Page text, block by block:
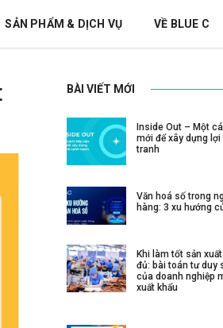
SẢN PHẨM & DỊCH VỤ VỀ BLUE C
BÀI VIẾT MỚI
Inside Out – Một
mới để xây dựng lợi
tranh
Văn hoá số trong
hàng: 3 xu hướng
Khi làm tốt sản
đủ: bài toán tư duy
của doanh nghiệp
xuất khẩu